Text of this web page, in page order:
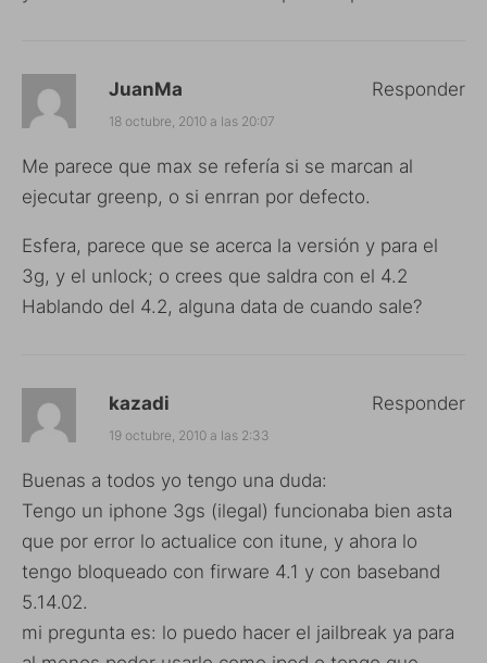
JuanMa
18 octubre, 2010 a las 20:07
Me parece que max se refería si se marcan al
ejecutar greenp, o si enrran por defecto.
Esfera, parece que se acerca la versión y para el
3g, y el unlock; o crees que saldra con el 4.2
Hablando del 4.2, alguna data de cuando sale?
Responder
kazadi
19 octubre, 2010 a las 2:33
Buenas a todos yo tengo una duda:
Tengo un iphone 3gs (ilegal) funcionaba bien asta
que por error lo actualice con itune, y ahora lo
tengo bloqueado con firware 4.1 y con baseband
5.14.02.
mi pregunta es: lo puedo hacer el jailbreak ya para
Responder